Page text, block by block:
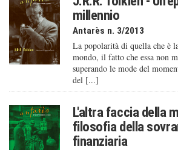
millennio
Antarès n. 3/2013
La popolarità di quella che è
mondo, il fatto che essa non
superando le mode del
del [...]
L'altra faccia della
filosofia della
finanziaria